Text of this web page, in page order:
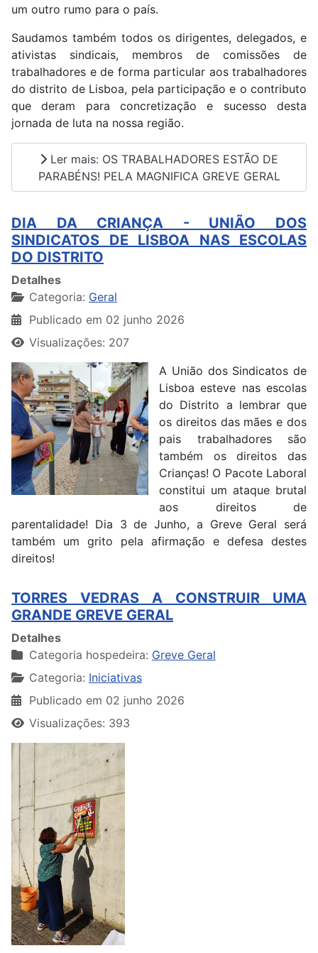
um outro rumo para o país.
Saudamos também todos os dirigentes, delegados, e
ativistas sindicais, membros de comissões de
trabalhadores e de forma particular aos trabalhadores
do distrito de Lisboa, pela participação e o contributo
que deram para concretização e sucesso desta
jornada de luta na nossa região.
Ler mais: OS TRABALHADORES ESTÃO DE
PARABÉNS! PELA MAGNIFICA GREVE GERAL
DIA DA CRIANÇA - UNIÃO DOS
SINDICATOS DE LISBOA NAS ESCOLAS
DO DISTRITO
Detalhes
Categoria: Geral
Publicado em 02 junho 2026
Visualizações: 207
A União dos Sindicatos de
Lisboa esteve nas escolas
do Distrito a lembrar que
os direitos das mães e dos
pais trabalhadores são
também os direitos das
Crianças! O Pacote Laboral
constitui um ataque brutal
aos direitos de
parentalidade! Dia 3 de Junho, a Greve Geral será
também um grito pela afirmação e defesa destes
direitos!
TORRES VEDRAS A CONSTRUIR UMA
GRANDE GREVE GERAL
Detalhes
Categoria hospedeira: Greve Geral
Categoria: Iniciativas
Publicado em 02 junho 2026
Visualizações: 393